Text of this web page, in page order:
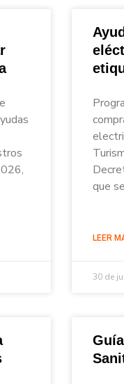
que
LEER
30 de